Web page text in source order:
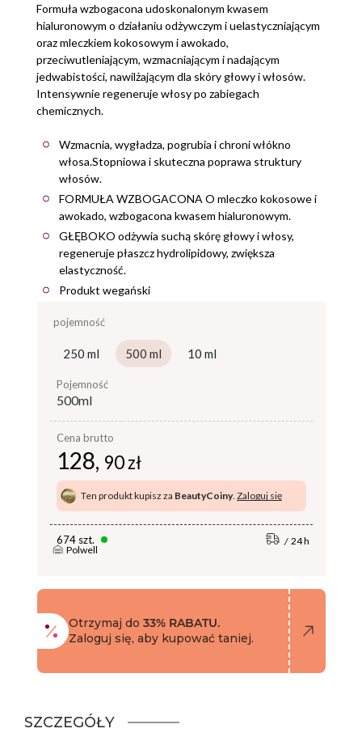
Formuła wzbogacona udoskonalonym kwasem
hialuronowym o działaniu odżywczym i uelastyczniającym
oraz mleczkiem kokosowym i awokado,
przeciwutleniającym, wzmacniającym i nadającym
jedwabistości, nawilżającym dla skóry głowy i włosów.
Intensywnie regeneruje włosy po zabiegach
chemicznych.
Wzmacnia, wygładza, pogrubia i chroni włókno
włosa.Stopniowa i skuteczna poprawa struktury
włosów.
FORMUŁA WZBOGACONA O mleczko kokosowe i
awokado, wzbogacona kwasem hialuronowym.
GŁĘBOKO odżywia suchą skórę głowy i włosy,
regeneruje płaszcz hydrolipidowy, zwiększa
elastyczność.
Produkt wegański
pojemność
250 ml 500 ml 10 ml
pojemność
500ml
Cena brutto
128, 90 zł
Ten produkt kupisz za BeautyCoiny. Zaloguj się
674 szt.
Polwell
24 h
Otrzymaj do 33% RABATU.
Zaloguj się, aby kupować taniej.
SZCZEGÓŁY